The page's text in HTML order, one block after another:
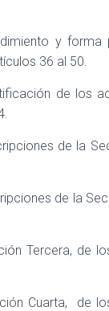
y forma
36 al 50.
de los
de la
de la
Tercera, de
Cuarta,
de